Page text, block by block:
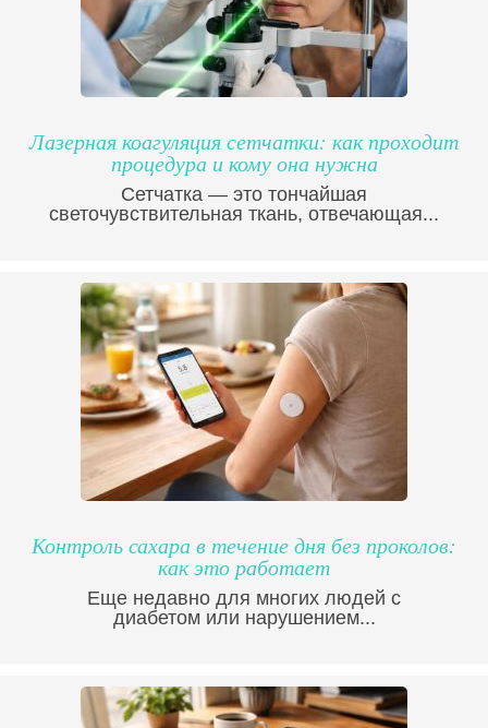
Лазерная коагуляция сетчатки: как проходит
процедура и кому она нужна
Сетчатка — это тончайшая
светочувствительная ткань, отвечающая...
Контроль сахара в течение дня без проколов:
как это работает
Еще недавно для многих людей с
диабетом или нарушением...